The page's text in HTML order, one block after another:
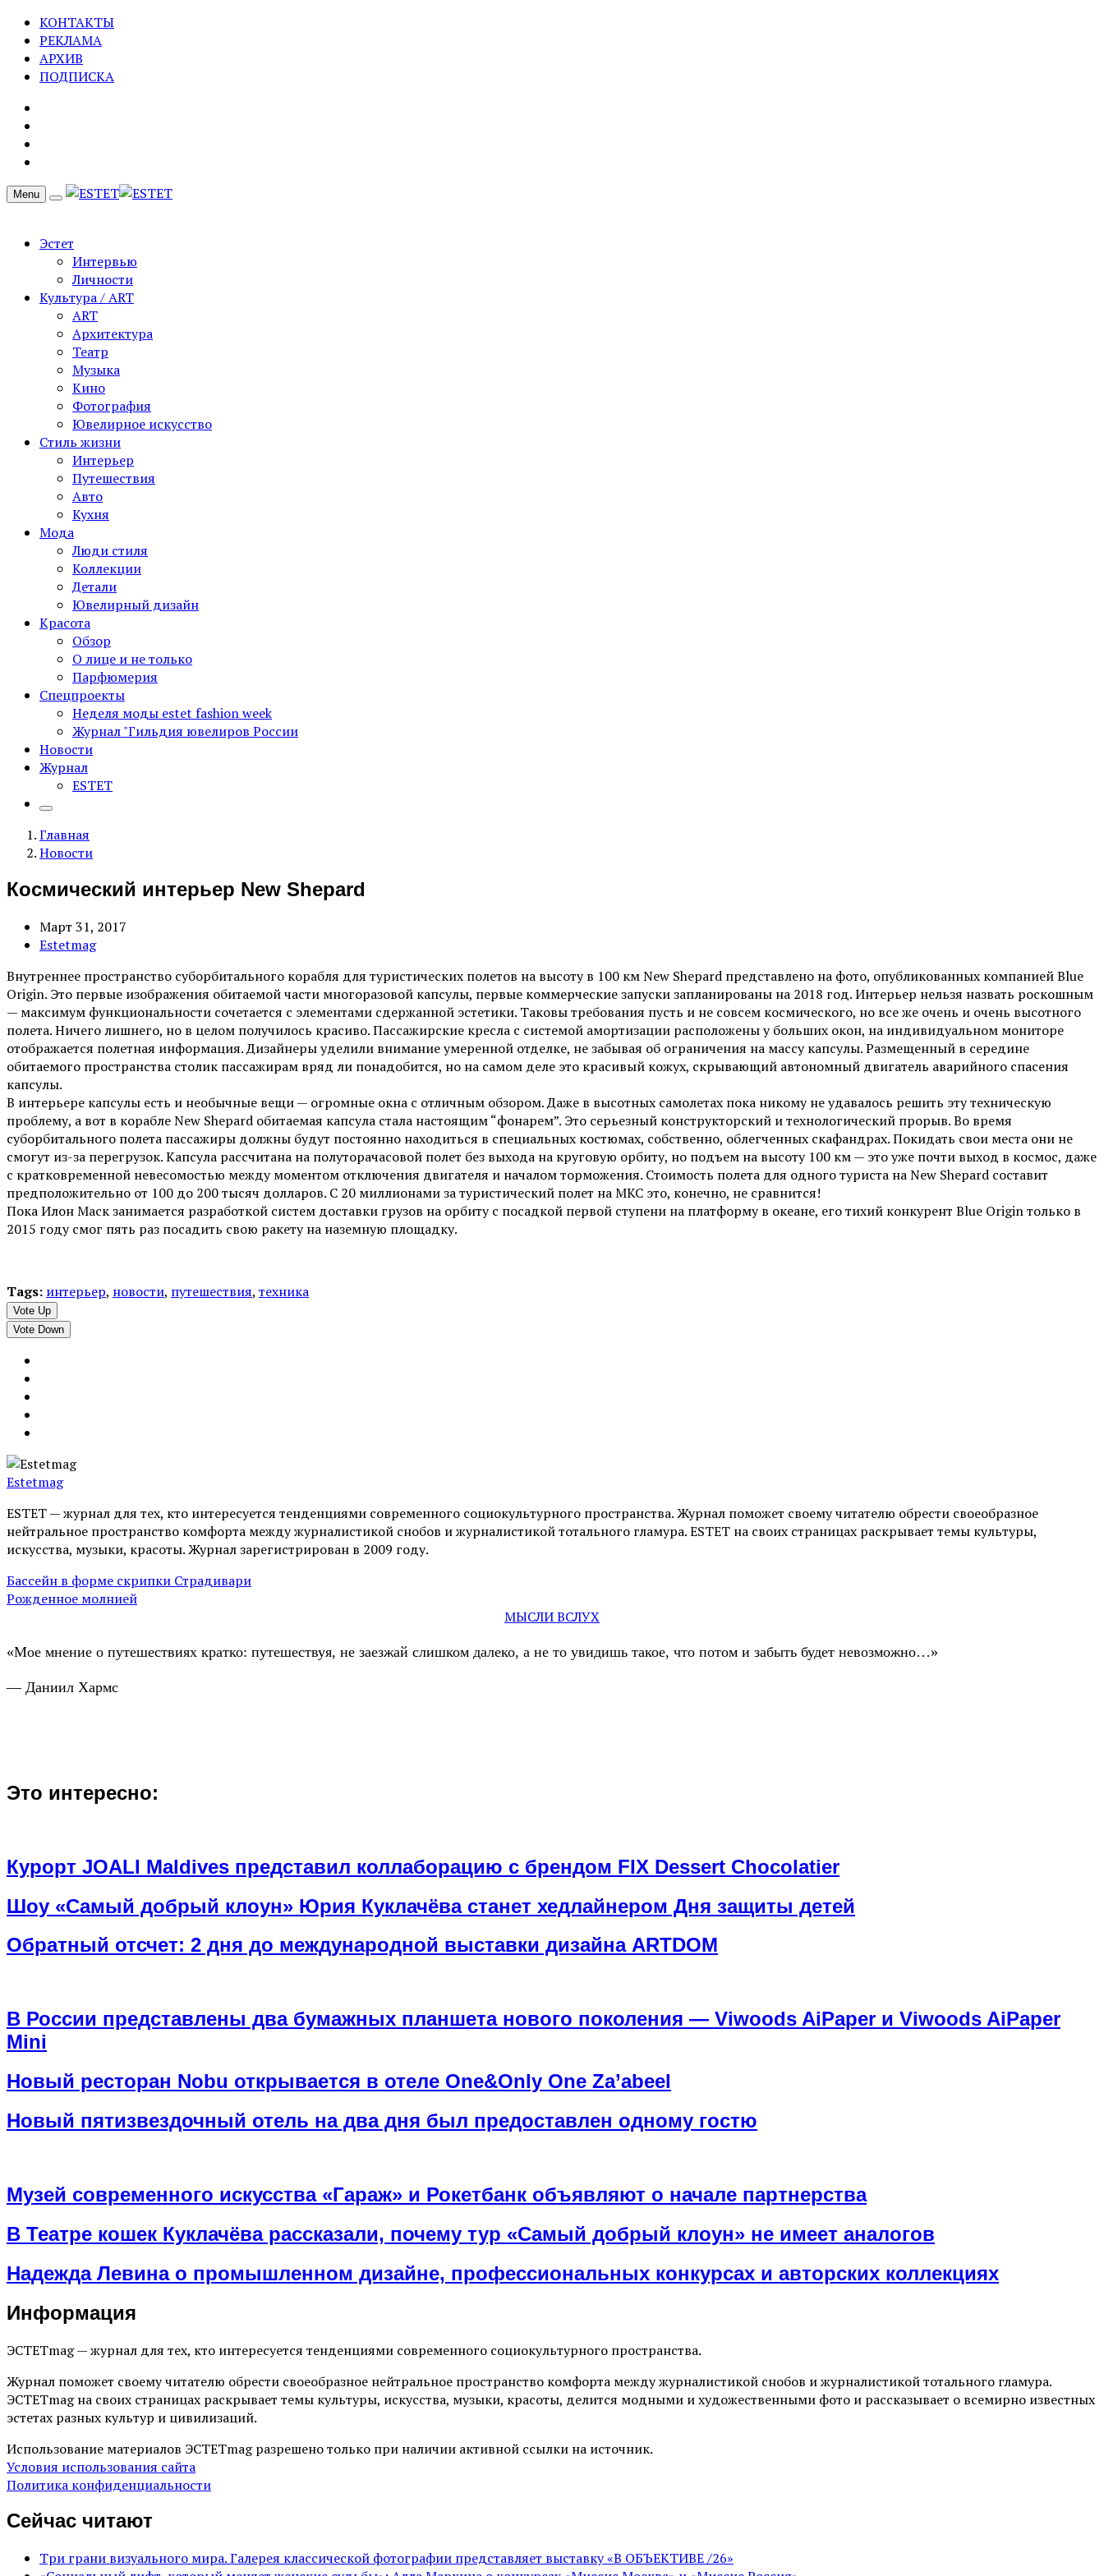
КОНТАКТЫ
РЕКЛАМА
АРХИВ
ПОДПИСКА
Menu
Эстет
Интервью
Личности
Культура / ART
ART
Архитектура
Театр
Музыка
Кино
Фотография
Ювелирное искусство
Стиль жизни
Интерьер
Путешествия
Авто
Кухня
Мода
Люди стиля
Коллекции
Детали
Ювелирный дизайн
Красота
Обзор
О лице и не только
Парфюмерия
Спецпроекты
Неделя моды estet fashion week
Журнал "Гильдия ювелиров России
Новости
Журнал
ESTET
Главная
Новости
Космический интерьер New Shepard
Март 31, 2017
Estetmag
Внутреннее пространство суборбитального корабля для туристических полетов на высоту в 100 км New Shepard представлено на фото, опубликованных компанией Blue
Origin. Это первые изображения обитаемой части многоразовой капсулы, первые коммерческие запуски запланированы на 2018 год.Интерьер нельзя назвать роскошным
— максимум функциональности сочетается с элементами сдержанной эстетики. Таковы требования пусть и не совсем космического, но все же очень и очень высотного
полета. Ничего лишнего, но в целом получилось красиво. Пассажирские кресла с системой амортизации расположены у больших окон, на индивидуальном мониторе
отображается полетная информация. Дизайнеры уделили внимание умеренной отделке, не забывая об ограничения на массу капсулы. Размещенный в середине
обитаемого пространства столик пассажирам вряд ли понадобится, но на самом деле это красивый кожух, скрывающий автономный двигатель аварийного спасения
капсулы.
В интерьере капсулы есть и необычные вещи — огромные окна с отличным обзором. Даже в высотных самолетах пока никому не удавалось решить эту техническую
проблему, а вот в корабле New Shepard обитаемая капсула стала настоящим “фонарем”. Это серьезный конструкторский и технологический прорыв.Во время
суборбитального полета пассажиры должны будут постоянно находиться в специальных костюмах, собственно, облегченных скафандрах. Покидать свои места они не
смогут из-за перегрузок. Капсула рассчитана на полуторачасовой полет без выхода на круговую орбиту, но подъем на высоту 100 км — это уже почти выход в космос, даже
с кратковременной невесомостью между моментом отключения двигателя и началом торможения. Стоимость полета для одного туриста на New Shepard составит
предположительно от 100 до 200 тысяч долларов. С 20 миллионами за туристический полет на МКС это, конечно, не сравнится!
Пока Илон Маск занимается разработкой систем доставки грузов на орбиту с посадкой первой ступени на платформу в океане, его тихий конкурент Blue Origin только в
2015 году смог пять раз посадить свою ракету на наземную площадку.
Tags: интерьер, новости, путешествия, техника
Vote Up
Vote Down
Estetmag
ESTET — журнал для тех, кто интересуeтся тенденциями современного социокультурного пространства. Журнал поможет своему читателю обрести своеобразное
нейтральное пространство комфорта между журналистикой снобов и журналистикой тотального гламура. ESTET на своих страницах раскрывает темы культуры,
искусства, музыки, красоты. Журнал зарегистрирован в 2009 году.
Бассейн в форме скрипки Страдивари
Рожденное молнией
МЫСЛИ ВСЛУХ
«Мое мнение о путешествиях кратко: путешествуя, не заезжай слишком далеко, а не то увидишь такое, что потом и забыть будет невозможно…»
— Даниил Хармс
Это интересно:
Курорт JOALI Maldives представил коллаборацию с брендом FIX Dessert Chocolatier
Шоу «Самый добрый клоун» Юрия Куклачёва станет хедлайнером Дня защиты детей
Обратный отсчет: 2 дня до международной выставки дизайна ARTDOM
В России представлены два бумажных планшета нового поколения — Viwoods AiPaper и Viwoods AiPaper
Mini
Новый ресторан Nobu открывается в отеле One&Only One Za’abeel
Новый пятизвездочный отель на два дня был предоставлен одному гостю
Музей современного искусства «Гараж» и Рокетбанк объявляют о начале партнерства
В Театре кошек Куклачёва рассказали, почему тур «Самый добрый клоун» не имеет аналогов
Надежда Левина о промышленном дизайне, профессиональных конкурсах и авторских коллекциях
Информация
ЭСТЕТmag — журнал для тех, кто интересуется тенденциями современного социокультурного пространства.
Журнал поможет своему читателю обрести своеобразное нейтральное пространство комфорта между журналистикой снобов и журналистикой тотального гламура.
ЭСТЕТmag на своих страницах раскрывает темы культуры, искусства, музыки, красоты, делится модными и художественными фото и рассказывает о всемирно известных
эстетах разных культур и цивилизаций.
Использование материалов ЭСТЕТmag разрешено только при наличии активной ссылки на источник.
Условия использования сайта
Политика конфиденциальности
Сейчас читают
Три грани визуального мира. Галерея классической фотографии представляет выставку «В ОБЪЕКТИВЕ /26»